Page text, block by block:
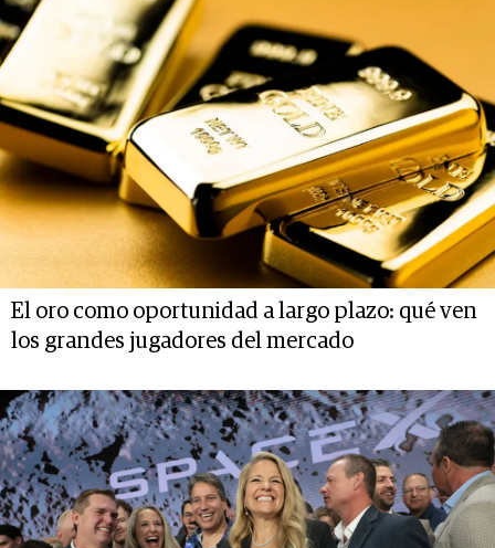
El oro como oportunidad a largo plazo: qué ven
los grandes jugadores del mercado